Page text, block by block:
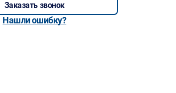
Заказать звонок
Нашли ошибку?